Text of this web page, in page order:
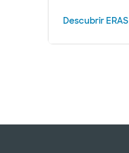
Descubrir ERAS